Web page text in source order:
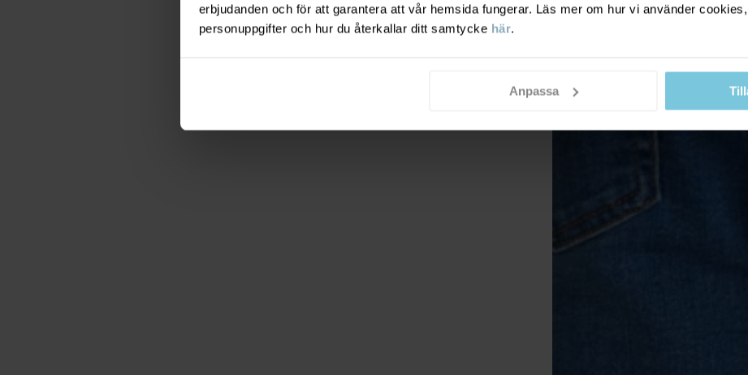
erbjudanden och för att garantera att vår hemsida fungerar. Läs mer om hur vi använder
personuppgifter och hur du återkallar ditt samtycke här.
Anpassa